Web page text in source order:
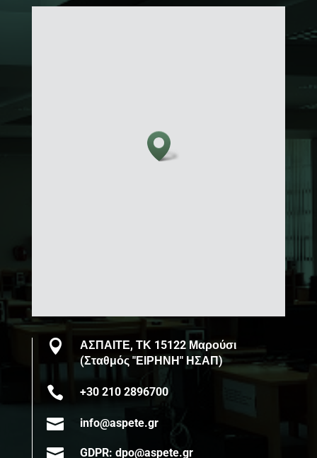

ΑΣΠΑΙΤΕ, ΤΚ 15122 Μαρούσι
(Σταθμός "ΕΙΡΗΝΗ" ΗΣΑΠ)
 +30 210 2896700
 info@aspete.gr
 GDPR: dpo@aspete.gr